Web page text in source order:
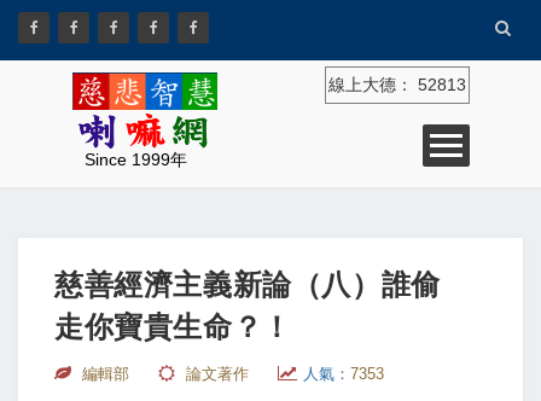
Since 1999年
線上大德： 52813
慈善經濟主義新論（八）誰偷
走你寶貴生命？！
編輯部 論文著作 人氣： 7353